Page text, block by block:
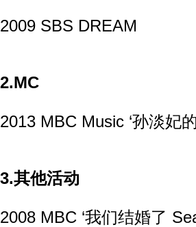
2009 SBS DREAM
2.MC
2013 MBC Music ‘孙淡妃
3.其他活动
2008 MBC ‘我们结婚了